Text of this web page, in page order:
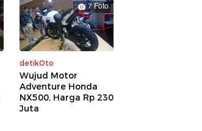
7 Foto
detikOto
Wujud Motor
Adventure Honda
NX500, Harga Rp 230
Juta